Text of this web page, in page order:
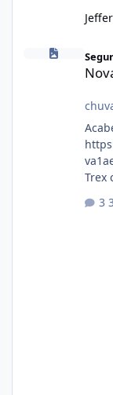
Novas
Trex